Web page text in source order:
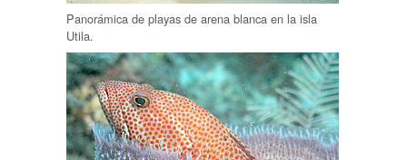
Panorámica de playas de arena blanca en la isla
Utila.